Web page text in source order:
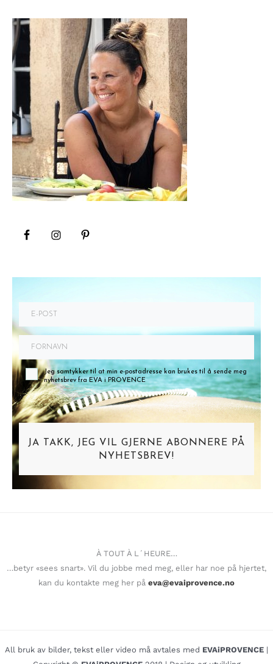
Jeg samtykker til at min e-postadresse kan brukes til å sende meg
nyhetsbrev fra EVA i PROVENCE
JA TAKK, JEG VIL GJERNE ABONNERE PÅ
NYHETSBREV!
À TOUT À L´HEURE…
…betyr «sees snart». Vil du jobbe med meg, eller har noe på hjertet,
kan du kontakte meg her på eva@evaiprovence.no
All bruk av bilder, tekst eller video må avtales med EVAiPROVENCE |